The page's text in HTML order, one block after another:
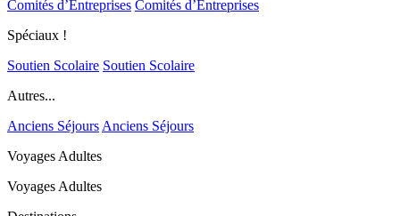
Comités d’Entreprises Comités d’Entreprises
Spéciaux !
Soutien Scolaire Soutien Scolaire
Autres...
Anciens SéjoursAnciens Séjours
Voyages Adultes
Voyages Adultes